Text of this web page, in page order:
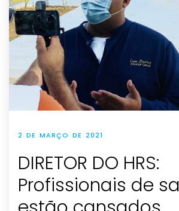
2 DE MARÇO DE 2021
DIRETOR DO HRS:
Profissionais de